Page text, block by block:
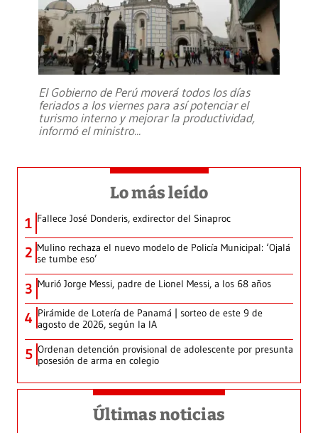
El Gobierno de Perú moverá todos los días
feriados a los viernes para así potenciar el
turismo interno y mejorar la productividad,
informó el ministro...
Lo más leído
1 Fallece José Donderis, exdirector del Sinaproc
2 Mulino rechaza el nuevo modelo de Policía Municipal: ‘Ojalá
se tumbe eso’
3 Murió Jorge Messi, padre de Lionel Messi, a los 68 años
4 Pirámide de Lotería de Panamá | sorteo de este 9 de
agosto de 2026, según la IA
5 Ordenan detención provisional de adolescente por presunta
posesión de arma en colegio
Últimas noticias